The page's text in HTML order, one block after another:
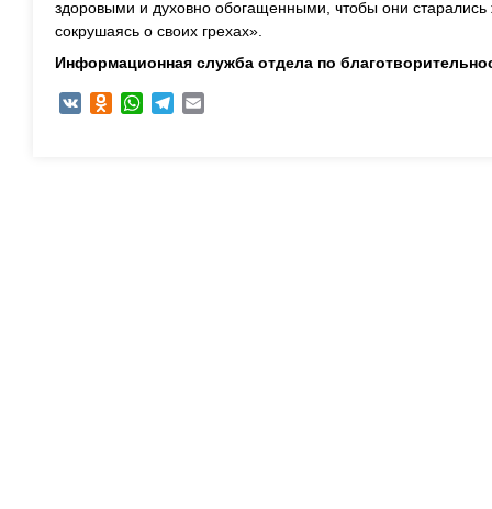
здоровыми и духовно обогащенными, чтобы они
сокрушаясь о своих грехах».
Информационная служба отдела по
VK Odnoklassniki
WhatsAppTelegram